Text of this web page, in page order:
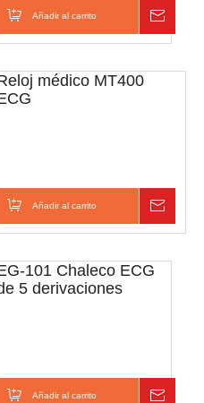
Añadir al carrito
médico MT400
Añadir al carrito
101 Chaleco ECG
5 derivaciones
Añadir al carrito